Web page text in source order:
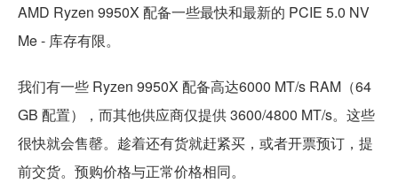
AMD Ryzen 9950X 配备一些最快和最新的 PCIE 5.0 NV
Me - 库存有限。
我们有一些 Ryzen 9950X 配备高达6000 MT/s RAM（64
GB 配置），而其他供应商仅提供 3600/4800 MT/s。这些
很快就会售罄。趁着还有货就赶紧买，或者开票预订，提
前交货。预购价格与正常价格相同。